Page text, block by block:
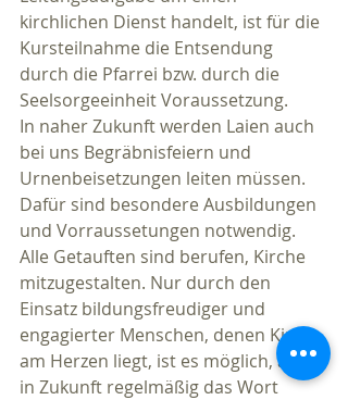
kirchlichen Dienst handelt, ist für die
Kursteilnahme die Entsendung
durch die Pfarrei bzw. durch die
Seelsorgeeinheit Voraussetzung.
In naher Zukunft werden Laien auch
bei uns Begräbnisfeiern und
Urnenbeisetzungen leiten müssen.
Dafür sind besondere Ausbildungen
und Vorraussetungen notwendig.
Alle Getauften sind berufen, Kirche
mitzugestalten. Nur durch den
Einsatz bildungsfreudiger und
engagierter Menschen, denen Kirche
am Herzen liegt, ist es möglich, auch
in Zukunft regelmäßig das Wort